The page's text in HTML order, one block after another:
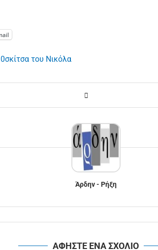
σκίτσα του Νικόλα
Άρδην - Ρήξη
ΑΦΗΣΤΕ ΕΝΑ ΣΧΟΛΙΟ